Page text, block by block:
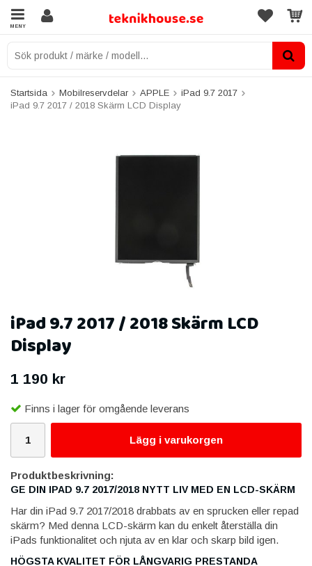
MENY
Startsida Mobilreservdelar APPLE
iPad 9.7 2017
iPad 9.7 2017 / 2018 Skärm LCD Display
iPad 9.7 2017 / 2018 Skärm LCD
Display
1 190 kr
Finns i lager för omgående leverans
Lägg i varukorgen
Produktbeskrivning:
GE DIN IPAD 9.7 2017/2018 NYTT LIV MED EN LCD-SKÄRM
Har din iPad 9.7 2017/2018 drabbats av en sprucken eller repad
skärm? Med denna LCD-skärm kan du enkelt återställa din
iPads funktionalitet och njuta av en klar och skarp bild igen.
HÖGSTA KVALITET FÖR LÅNGVARIG PRESTANDA